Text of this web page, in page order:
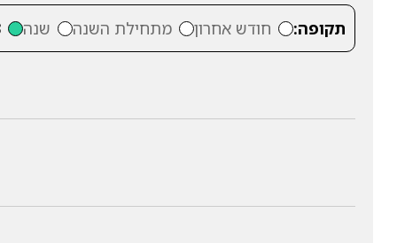
תקופה: חודש אחרון מתחילת השנה שנה